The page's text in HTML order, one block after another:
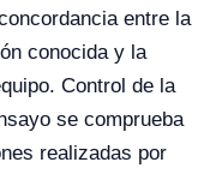
entre la
conocida y la
Control de la
se comprueba
realizadas por